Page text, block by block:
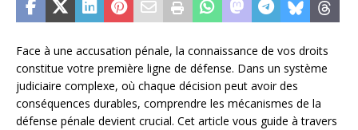
Face à une accusation pénale, la connaissance de vos droits
constitue votre première ligne de défense. Dans un système
judiciaire complexe, où chaque décision peut avoir des
conséquences durables, comprendre les mécanismes de la
défense pénale devient crucial. Cet article vous guide à travers